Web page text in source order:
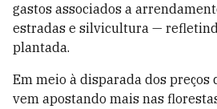
gastos associados a
estradas e silvicultura —
plantada.
Em meio à disparada dos preços
vem apostando mais nas